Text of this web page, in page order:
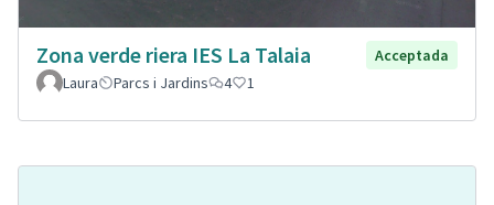
Zona verde riera IES La Talaia
Acceptada
Laura
Parcs i Jardins 4 1